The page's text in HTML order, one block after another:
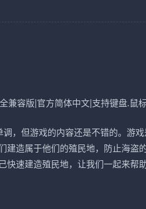
兼容版|官方简体中文|支持键盘.鼠
，但游戏的内容还是不错的。游
造属于他们的殖民地，防止海盗
速建造殖民地，让我们一起来帮